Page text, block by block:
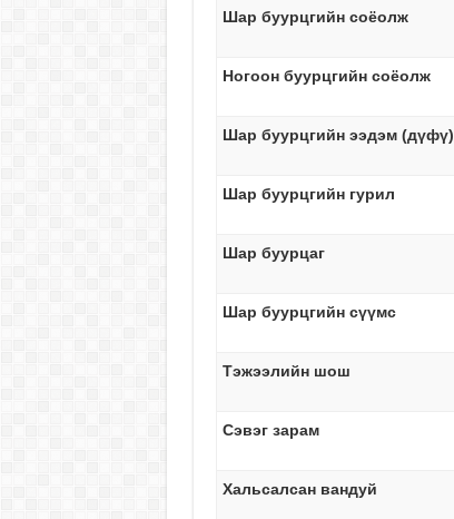
Шар буурцгийн соёолж
Ногоон буурцгийн соёолж
Шар буурцгийн ээдэм (дүфү)
Шар буурцгийн гурил
Шар буурцаг
Шар буурцгийн сүүмс
Тэжээлийн шош
Сэвэг зарам
Хальсалсан вандуй